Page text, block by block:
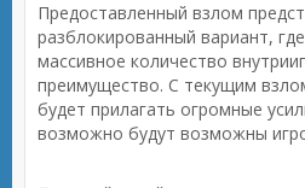
Предоставленный взлом
разблокированный вариант,
массивное количество
преимущество. С текущим
будет прилагать огромные
возможно будут возможны